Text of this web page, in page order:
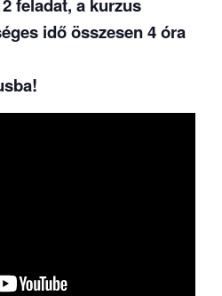
feladat, a kurzus
idő összesen 4 óra